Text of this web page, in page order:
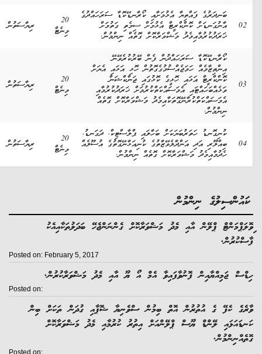
ބަނދަރުގެ ފައްތިޔާ އެޅުމަށާއި ކޯރާނޑޭކޮޑާ ސަރަހައްދުގެ
އާނުގަނޑަށް ކޮންކްރީޓް އެޅުމަށް ސިމެތި ގަތުމަށް
ޚަރަދުކުރުމާއިމެދު މަޝްވަރާކޮށް ގޮތެއް ނިންމުން.
މިނެޓް
ރިޔާސަތުން
ކޯރާނޑޭކޮޑާ ސަރަހައްދުން ފެން ބޭރުކުރެވޭނޭ
އިންތިޒާމެއް ހަމަޖެއްސުމުގެގޮތުން ހޮޅި އަޅައި އެޔަށް
ކޮންކްރީޓް އަޅައި ހޮޅީގެ ކޮޅުގައި ޖަންކްޝަން
ވަޅެއްބަހައްޓައި އެމަސައްކަތްކުރުމަށް ޚަރަދުކުރުމާއި
އެމަސައްކަތްކުރާނޭގޮތަކާއިމެދު މަޝްވަރާކޮށް ގޮތެއް
ނިންމުން.
މިނެޓް
ރިޔާސަތުން
ކުނިގޮނޑު ހަތަރުބަޔަކަށް ބަހާލައި ޕްލާސްޓިކް، ދަގަނޑު،
ބިއްލޫރި އަދި އަންދާލެވޭޒާތުގެ ކުނިއަޅާނޭގޮތުގެ އުސޫލެއް
ހެދުމާއިމެދު މަޝްވަރާކޮށް ގޮތެއް ނިންމުން.
މިނެޓް
ރިޔާސަތުން
ކައުންސިލުގެ ނިންމުން
ޕްލޭން އާއި މެދު މަޝްވަރާކޮށް ގެންނަންޖެހޭ ބަދަލުތަކާއިއެކު
Posted on: February 5, 2017
ޖަމިއްޔާއިން ފޮނުވާފައިވާ އެމް އޯ ޔޫ އާއި މެދު މަޝްވަރާކުރުން.
Posted on:
ކެފޭ ގެ އުތުރުން އޮތް ބިމުން ސްވެނިޔާ ޝޮޕާއި ގުދަން ތަކަށް ބިން
ލޭންޑް ޔޫސް ޕްލޭންއަށް އިތުރު ކުރުމާއި މެދު މަޝްވަރާކޮށް
Posted on: